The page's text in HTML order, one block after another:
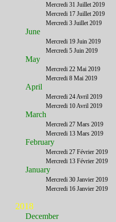
Mercredi 31 Juillet 2019
Mercredi 17 Juillet 2019
Mercredi 3 Juillet 2019
June
Mercredi 19 Juin 2019
Mercredi 5 Juin 2019
May
Mercredi 22 Mai 2019
Mercredi 8 Mai 2019
April
Mercredi 24 Avril 2019
Mercredi 10 Avril 2019
March
Mercredi 27 Mars 2019
Mercredi 13 Mars 2019
February
Mercredi 27 Février 2019
Mercredi 13 Février 2019
January
Mercredi 30 Janvier 2019
Mercredi 16 Janvier 2019
2018
December